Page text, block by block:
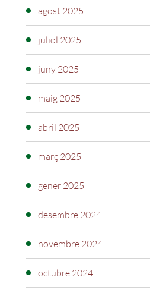
agost 2025
juliol 2025
juny 2025
maig 2025
abril 2025
març 2025
gener 2025
desembre 2024
novembre 2024
octubre 2024